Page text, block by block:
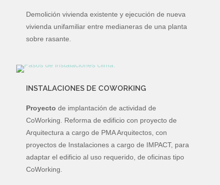
Demolición vivienda existente y ejecución de nueva
vivienda unifamiliar entre medianeras de una planta
sobre rasante.
INSTALACIONES DE COWORKING
Proyecto de implantación de actividad de
CoWorking. Reforma de edificio con proyecto de
Arquitectura a cargo de PMA Arquitectos, con
proyectos de Instalaciones a cargo de IMPACT, para
adaptar el edificio al uso requerido, de oficinas tipo
CoWorking.